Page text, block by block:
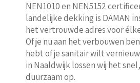
NEN1010 en NEN5152
landelijke dekking is DAMAN
het vertrouwde adres voor
Of je nu aan het verbouwen
hebt of je sanitair wilt
in Naaldwijk lossen wij het
duurzaam op.